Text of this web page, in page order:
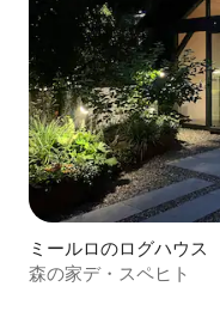
ミールロのログハウス
森の家デ・スペヒト